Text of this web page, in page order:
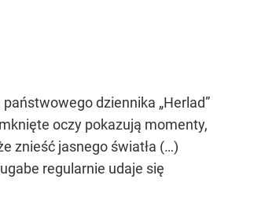
dziennika „Herlad”
oczy pokazują momenty,
znieść jasnego światła (…)
regularnie udaje się